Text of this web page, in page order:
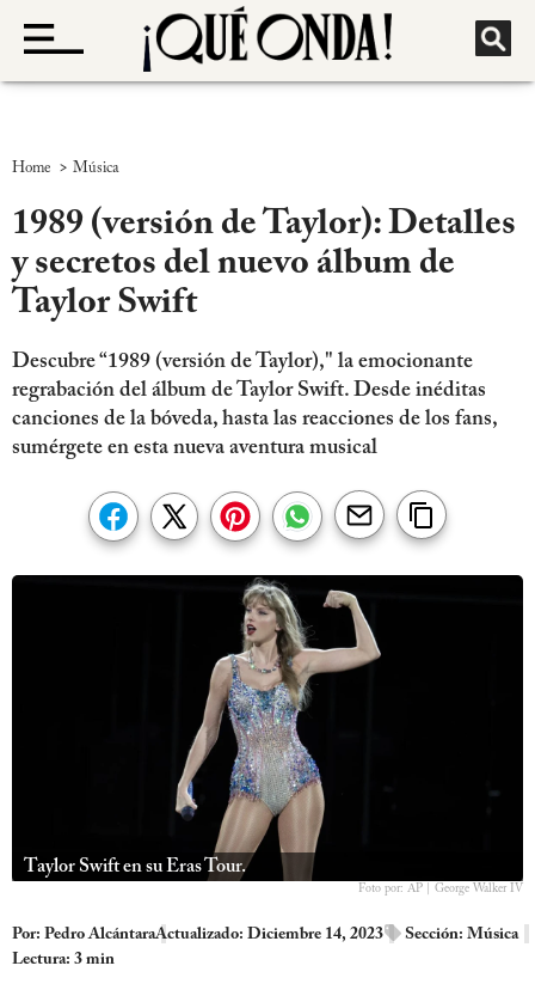
Home > Música
1989 (versión de Taylor): Detalles
y secretos del nuevo álbum de
Taylor Swift
Descubre “1989 (versión de Taylor)," la emocionante
regrabación del álbum de Taylor Swift. Desde inéditas
canciones de la bóveda, hasta las reacciones de los fans,
sumérgete en esta nueva aventura musical
Taylor Swift en su Eras Tour.
Foto por: AP | George Walker IV
Por: Pedro AlcántaraActualizado: Diciembre 14, 2023 Sección: Música
Lectura: 3 min